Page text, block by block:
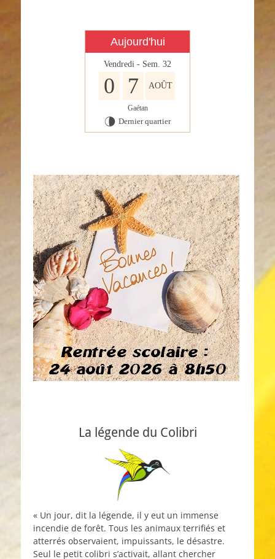
Aujourd'hui
Vendredi - Sem. 32
0 7 AOÛT
Gaétan
U Dernier quartier
La légende du Colibri
« Un jour, dit la légende, il y eut un immense
incendie de forêt. Tous les animaux terrifiés et
atterrés observaient, impuissants, le désastre.
Seul le petit colibri s’activait, allant chercher